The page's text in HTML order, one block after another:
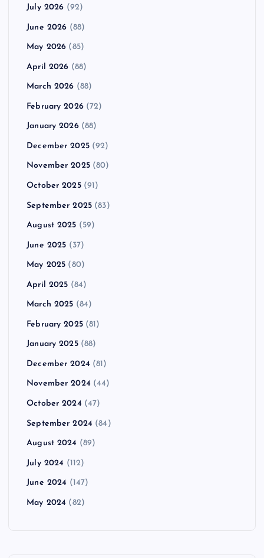
July 2026 (92)
June 2026 (88)
May 2026 (85)
April 2026 (88)
March 2026 (88)
February 2026(72)
January 2026(88)
December 2025(92)
November 2025(80)
October 2025(91)
September 2025 (83)
August 2025 (59)
June 2025 (37)
May 2025 (80)
April 2025 (84)
March 2025 (84)
February 2025(81)
January 2025(88)
December 2024 (81)
November 2024 (44)
October 2024 (47)
September 2024 (84)
August 2024 (89)
July 2024 (112)
June 2024 (147)
May 2024 (82)